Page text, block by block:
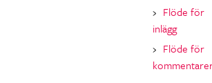
Flöde för
inlägg
Flöde för